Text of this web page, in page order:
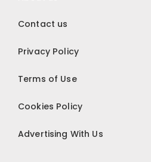
Contact us
Privacy Policy
Terms of Use
Cookies Policy
Advertising With Us